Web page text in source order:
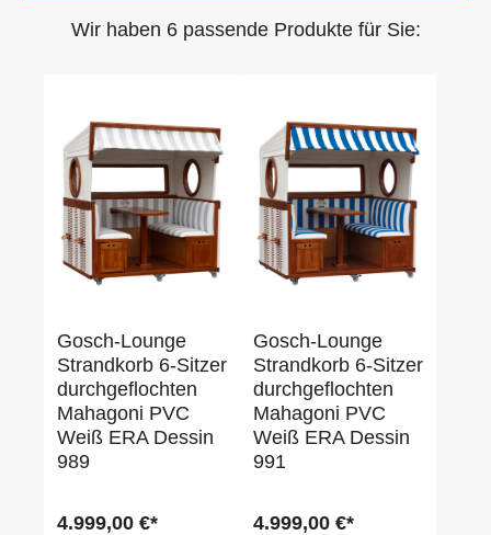
Wir haben 6 passende Produkte für Sie:
Gosch-Lounge
Strandkorb 6-Sitzer
durchgeflochten
Mahagoni PVC
Weiß ERA Dessin
989
4.999,00 €*
Gosch-Lounge
Strandkorb 6-Sitzer
durchgeflochten
Mahagoni PVC
Weiß ERA Dessin
991
4.999,00 €*